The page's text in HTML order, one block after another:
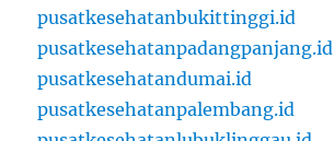
pusatkesehatanbukittinggi.id
pusatkesehatanpadangpanjang.id
pusatkesehatandumai.id
pusatkesehatanpalembang.id